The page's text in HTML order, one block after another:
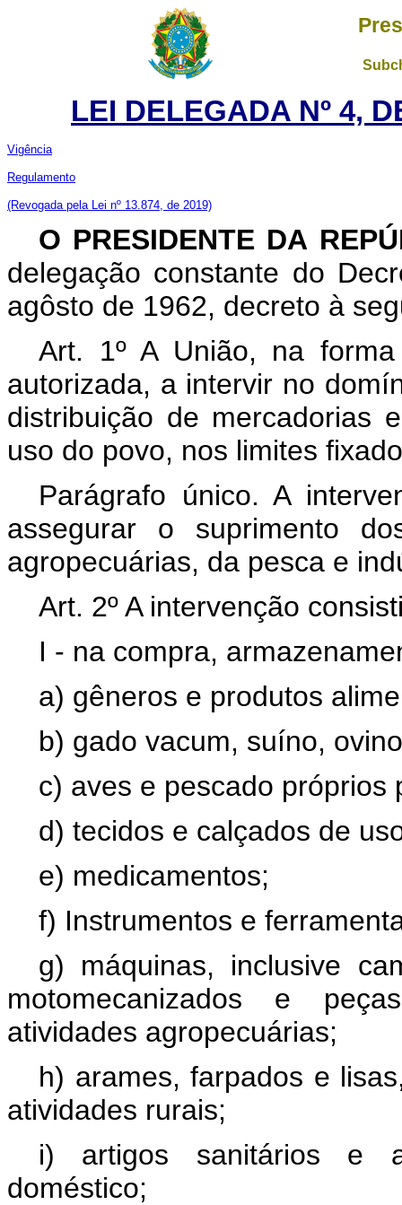
LEI DELEGADA Nº 4,
Vigência
Regulamento
(Revogada pela Lei nº 13.874, de 2019)
O PRESIDENTE DA
delegação constante do
agôsto de 1962, decreto à
Art. 1º A União, na
autorizada, a intervir no
distribuição de mercadorias
uso do povo, nos limites
Parágrafo único. A
assegurar o suprimento
agropecuárias, da pesca e
Art. 2º A intervenção
I - na compra,
a) gêneros e produtos
b) gado vacum, suíno,
c) aves e pescado próprios
d) tecidos e calçados de
e) medicamentos;
f) Instrumentos e
g) máquinas, inclusive
motomecanizados e
atividades agropecuárias;
h) arames, farpados e
atividades rurais;
i) artigos sanitários e
doméstico;